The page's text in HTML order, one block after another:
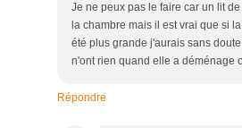
Je ne peux pas le faire car un lit
la chambre mais il est vrai que si
été plus grande j'aurais sans
n'ont rien quand elle a déménage
Répondre